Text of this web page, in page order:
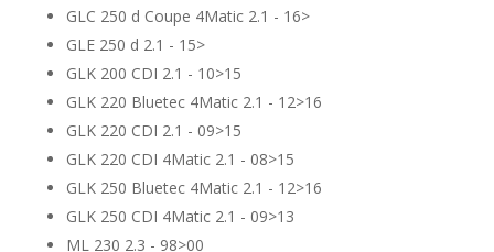
GLC 250 d Coupe 4Matic 2.1 - 16>
GLE 250 d 2.1 - 15>
GLK 200 CDI 2.1 - 10>15
GLK 220 Bluetec 4Matic 2.1 - 12>16
GLK 220 CDI 2.1 - 09>15
GLK 220 CDI 4Matic 2.1 - 08>15
GLK 250 Bluetec 4Matic 2.1 - 12>16
GLK 250 CDI 4Matic 2.1 - 09>13
ML 230 2.3 - 98>00